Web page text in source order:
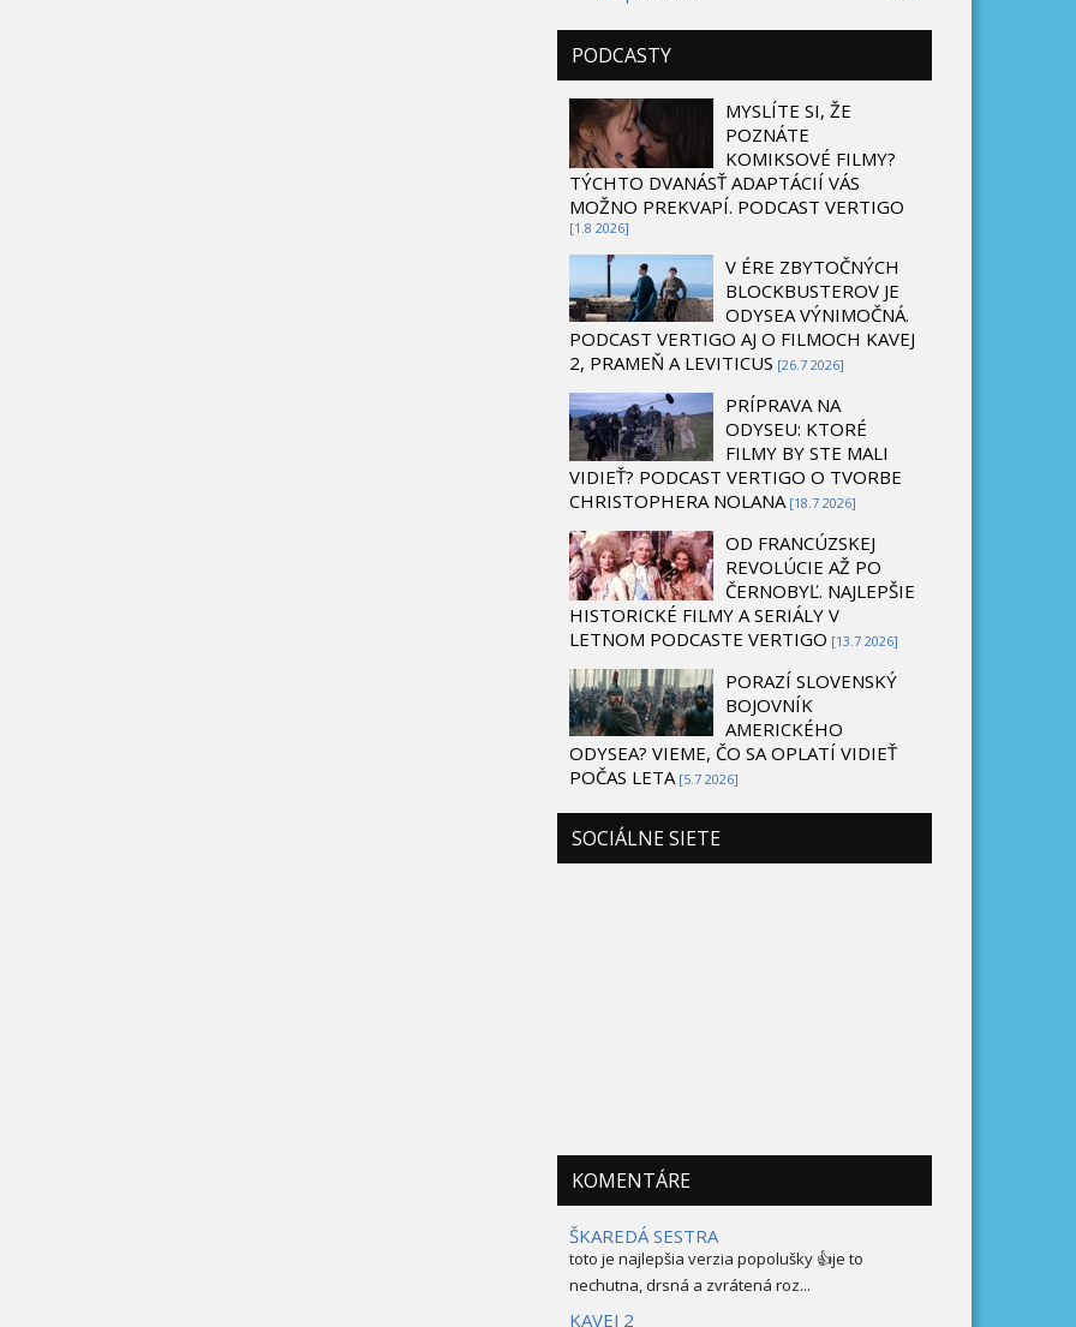
PODCASTY
MYSLÍTE SI, ŽE
POZNÁTE
KOMIKSOVÉ FILMY?
TÝCHTO DVANÁSŤ ADAPTÁCIÍ VÁS
MOŽNO PREKVAPÍ. PODCAST VERTIGO
[1.8 2026]
V ÉRE ZBYTOČNÝCH
BLOCKBUSTEROV JE
ODYSEA VÝNIMOČNÁ.
PODCAST VERTIGO AJ O FILMOCH KAVEJ
2, PRAMEŇ A LEVITICUS [26.7 2026]
PRÍPRAVA NA
ODYSEU: KTORÉ
FILMY BY STE MALI
VIDIEŤ? PODCAST VERTIGO O TVORBE
CHRISTOPHERA NOLANA [18.7 2026]
OD FRANCÚZSKEJ
REVOLÚCIE AŽ PO
ČERNOBYĽ. NAJLEPŠIE
HISTORICKÉ FILMY A SERIÁLY V
LETNOM PODCASTE VERTIGO [13.7 2026]
PORAZÍ SLOVENSKÝ
BOJOVNÍK
AMERICKÉHO
ODYSEA? VIEME, ČO SA OPLATÍ VIDIEŤ
POČAS LETA [5.7 2026]
SOCIÁLNE SIETE
KOMENTÁRE
ŠKAREDÁ SESTRA
toto je najlepšia verzia popolušky 👍je to
nechutna, drsná a zvrátená roz...
KAVEJ 2